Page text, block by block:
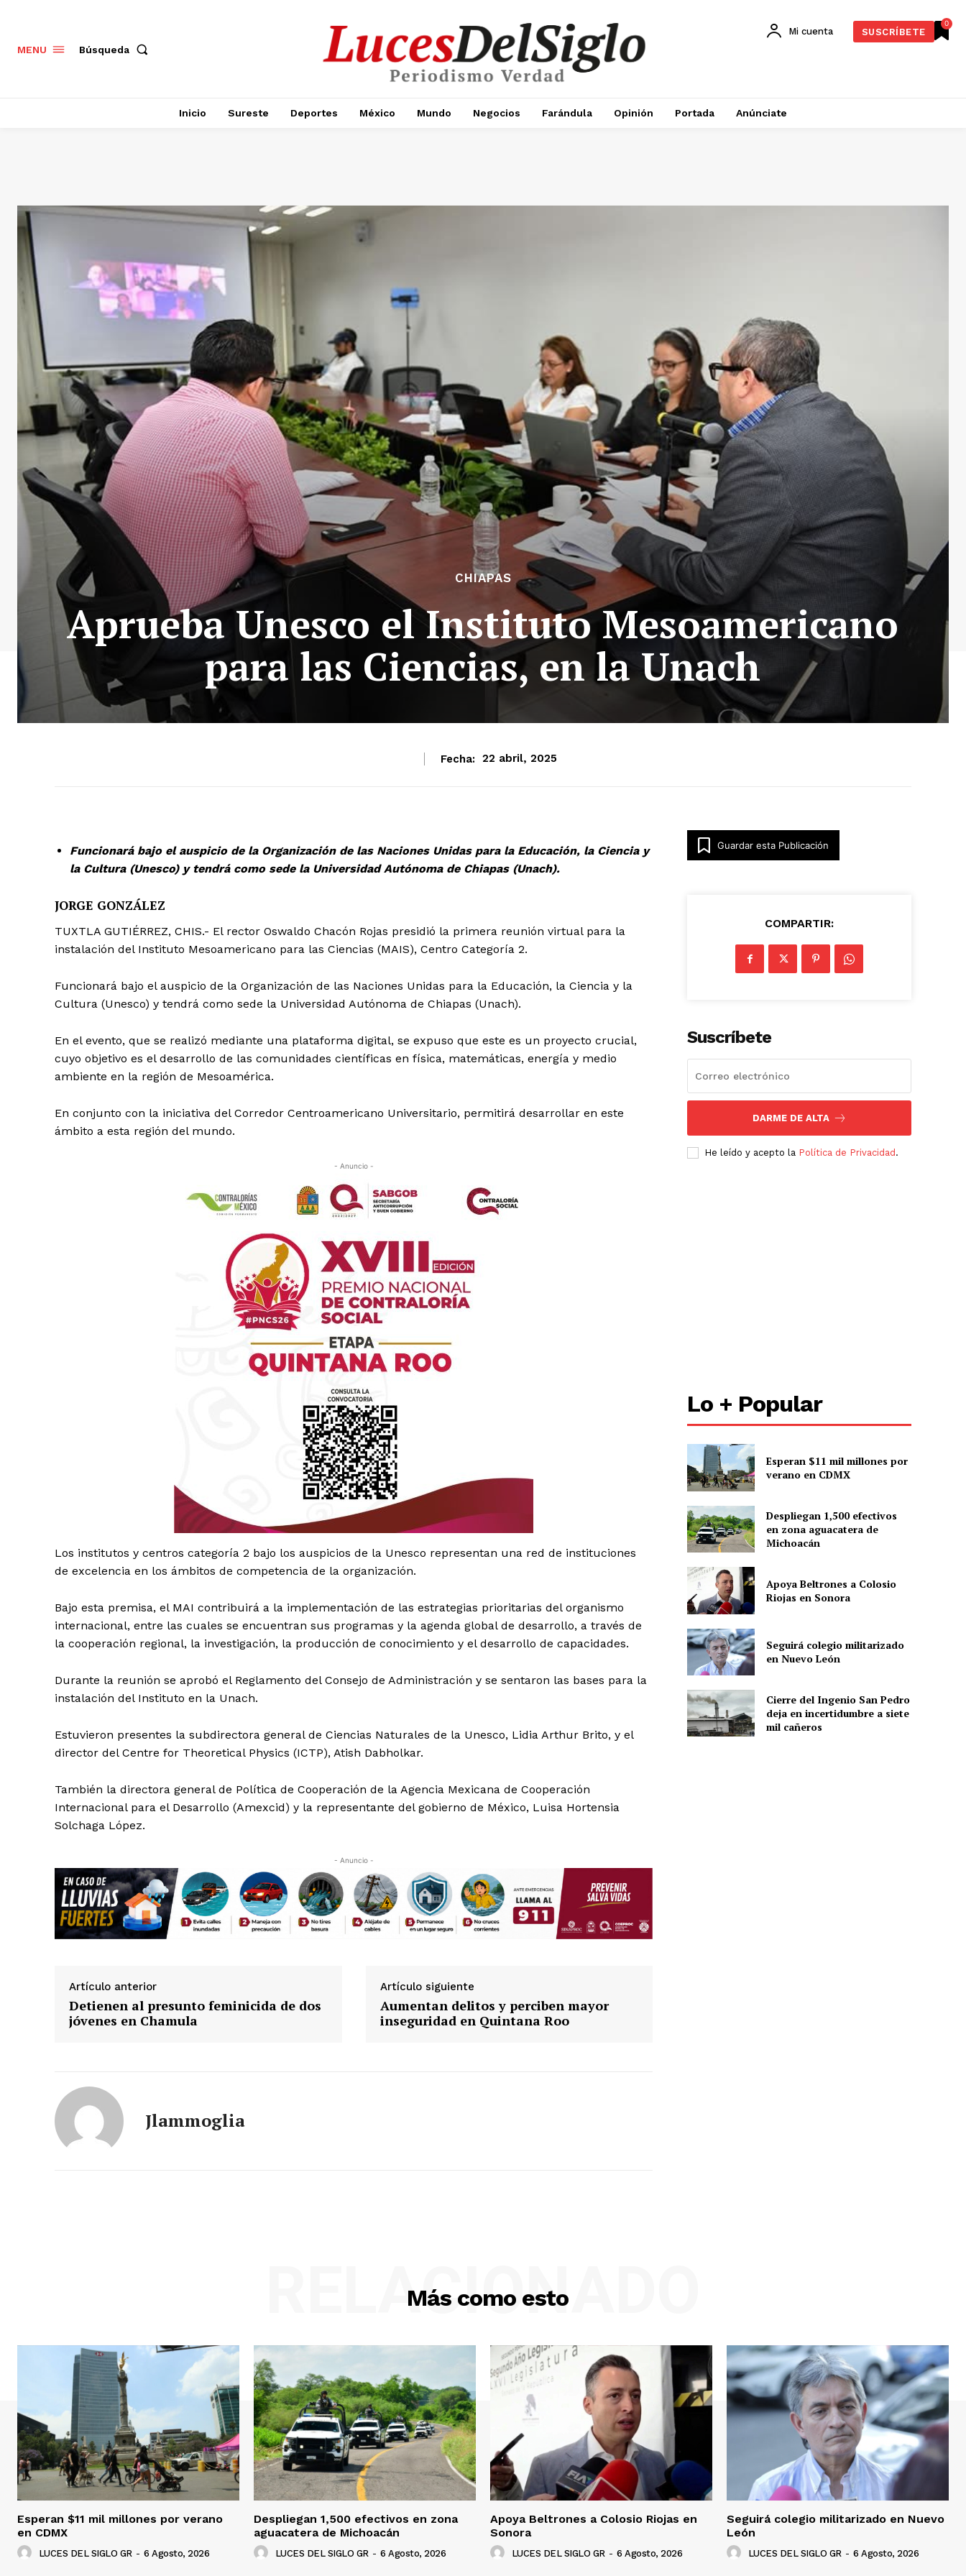
Luces
Del Siglo
Empresa
Política de privacidad
Políticas del Sitio
Mi cuenta
MENU Búsqueda
0
Mi cuenta SUSCRÍBETE
Inicio Sureste Deportes México Mundo Negocios Farándula Opinión Portada Anúnciate
CHIAPAS
Aprueba Unesco el Instituto Mesoamericano
para las Ciencias, en la Unach
Fecha: 22 abril, 2025
Funcionará bajo el auspicio de la Organización de las Naciones Unidas para la Educación, la Ciencia y
la Cultura (Unesco) y tendrá como sede la Universidad Autónoma de Chiapas (Unach).
JORGE GONZÁLEZ
TUXTLA GUTIÉRREZ, CHIS.- El rector Oswaldo Chacón Rojas presidió la primera reunión virtual para la
instalación del Instituto Mesoamericano para las Ciencias (MAIS), Centro Categoría 2.
Funcionará bajo el auspicio de la Organización de las Naciones Unidas para la Educación, la Ciencia y la
Cultura (Unesco) y tendrá como sede la Universidad Autónoma de Chiapas (Unach).
En el evento, que se realizó mediante una plataforma digital, se expuso que este es un proyecto crucial,
cuyo objetivo es el desarrollo de las comunidades científicas en física, matemáticas, energía y medio
ambiente en la región de Mesoamérica.
En conjunto con la iniciativa del Corredor Centroamericano Universitario, permitirá desarrollar en este
ámbito a esta región del mundo.
- Anuncio -
Los institutos y centros categoría 2 bajo los auspicios de la Unesco representan una red de instituciones
de excelencia en los ámbitos de competencia de la organización.
Bajo esta premisa, el MAI contribuirá a la implementación de las estrategias prioritarias del organismo
internacional, entre las cuales se encuentran sus programas y la agenda global de desarrollo, a través de
la cooperación regional, la investigación, la producción de conocimiento y el desarrollo de capacidades.
Durante la reunión se aprobó el Reglamento del Consejo de Administración y se sentaron las bases para la
instalación del Instituto en la Unach.
Estuvieron presentes la subdirectora general de Ciencias Naturales de la Unesco, Lidia Arthur Brito, y el
director del Centre for Theoretical Physics (ICTP), Atish Dabholkar.
También la directora general de Política de Cooperación de la Agencia Mexicana de Cooperación
Internacional para el Desarrollo (Amexcid) y la representante del gobierno de México, Luisa Hortensia
Solchaga López.
- Anuncio -
Artículo anterior
Detienen al presunto feminicida de dos
jóvenes en Chamula
Artículo siguiente
Aumentan delitos y perciben mayor
inseguridad en Quintana Roo
Jlammoglia
Guardar esta Publicación
COMPARTIR:
Suscríbete
DARME DE ALTA
He leído y acepto la Política de Privacidad .
Lo + Popular
Esperan $11 mil millones por
verano en CDMX
Despliegan 1,500 efectivos
en zona aguacatera de
Michoacán
Apoya Beltrones a Colosio
Riojas en Sonora
Seguirá colegio militarizado
en Nuevo León
Cierre del Ingenio San Pedro
deja en incertidumbre a siete
mil cañeros
Más como esto
RELACIONADO
Esperan $11 mil millones por verano
en CDMX
LUCES DEL SIGLO GR - 6 Agosto, 2026
Despliegan 1,500 efectivos en zona
aguacatera de Michoacán
LUCES DEL SIGLO GR - 6 Agosto, 2026
Apoya Beltrones a Colosio Riojas en
Sonora
LUCES DEL SIGLO GR - 6 Agosto, 2026
Seguirá colegio militarizado en Nuevo
León
LUCES DEL SIGLO GR - 6 Agosto, 2026